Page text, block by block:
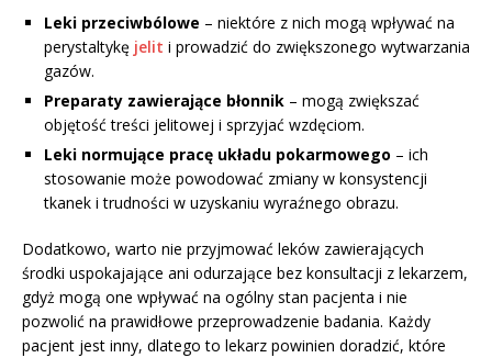
Leki przeciwbólowe – niektóre z nich mogą wpływać na
perystaltykę jelit i prowadzić do zwiększonego wytwarzania
gazów.
Preparaty zawierające błonnik – mogą zwiększać
objętość treści jelitowej i sprzyjać wzdęciom.
Leki normujące pracę układu pokarmowego – ich
stosowanie może powodować zmiany w konsystencji
tkanek i trudności w uzyskaniu wyraźnego obrazu.
Dodatkowo, warto nie przyjmować leków zawierających
środki uspokajające ani odurzające bez konsultacji z lekarzem,
gdyż mogą one wpływać na ogólny stan pacjenta i nie
pozwolić na prawidłowe przeprowadzenie badania. Każdy
pacjent jest inny, dlatego to lekarz powinien doradzić, które